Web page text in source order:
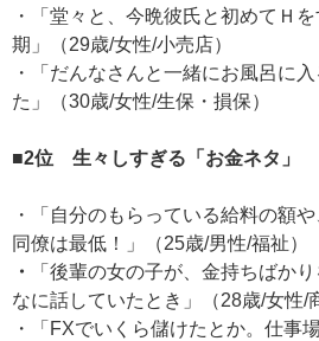
・「堂々と、今晩彼氏と初めてＨ
期」（29歳/女性/小売店）
・「だんなさんと一緒にお風呂に
た」（30歳/女性/生保・損保）
■2位 生々しすぎる「お金ネタ」
・「自分のもらっている給料の額
同僚は最低！」（25歳/男性/福祉）
・
「後輩の女の子が、金持ちばか
なに話していたとき」（28歳/女性/
・「FXでいくら儲けたとか。仕事